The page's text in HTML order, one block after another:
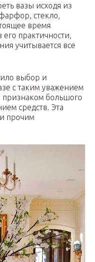
вазы исходя из
стекло,
время
его практичности,
учитывается все
выбор и
с таким уважением
признаком большого
средств. Эта
прочим